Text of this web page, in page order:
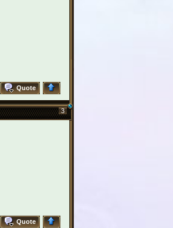
Quote
3
Quote